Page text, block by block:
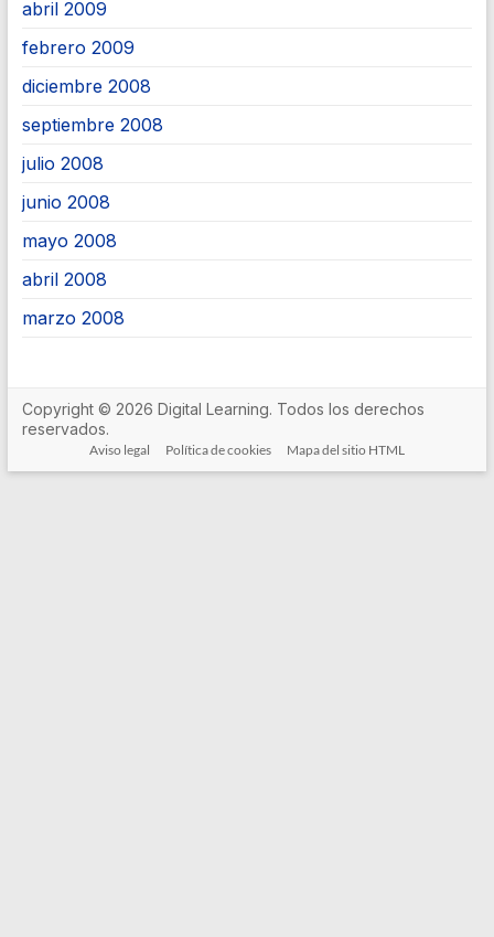
abril 2009
febrero 2009
diciembre 2008
septiembre 2008
julio 2008
junio 2008
mayo 2008
abril 2008
marzo 2008
Copyright © 2026 Digital Learning. Todos los derechos
reservados.
Aviso legal Política de cookies Mapa del sitio HTML